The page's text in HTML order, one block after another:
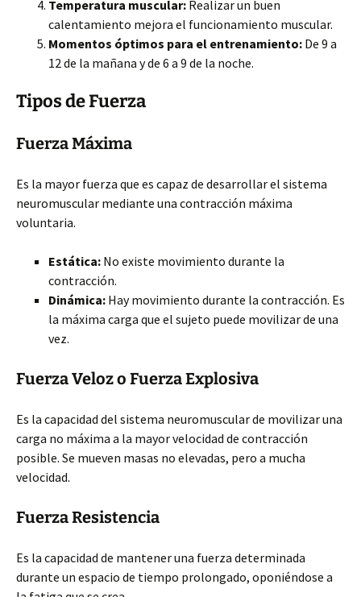
Temperatura muscular: Realizar un buen
calentamiento mejora el funcionamiento muscular.
Momentos óptimos para el entrenamiento: De 9 a
12 de la mañana y de 6 a 9 de la noche.
Tipos de Fuerza
Fuerza Máxima
Es la mayor fuerza que es capaz de desarrollar el sistema
neuromuscular mediante una contracción máxima
voluntaria.
Estática: No existe movimiento durante la
contracción.
Dinámica: Hay movimiento durante la contracción. Es
la máxima carga que el sujeto puede movilizar de una
vez.
Fuerza Veloz o Fuerza Explosiva
Es la capacidad del sistema neuromuscular de movilizar una
carga no máxima a la mayor velocidad de contracción
posible. Se mueven masas no elevadas, pero a mucha
velocidad.
Fuerza Resistencia
Es la capacidad de mantener una fuerza determinada
durante un espacio de tiempo prolongado, oponiéndose a